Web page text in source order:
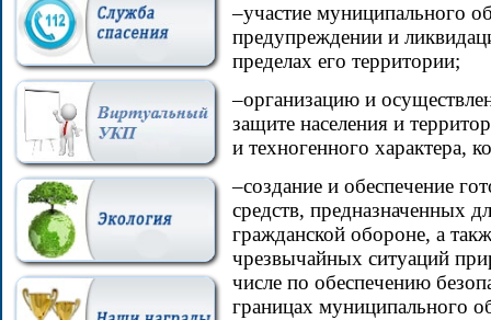
–участие муниципального
предупреждении и
пределах его территории;
–организацию и
защите населения и
и техногенного характера,
–создание и обеспечение
средств, предназначенных
гражданской обороне, а
чрезвычайных ситуаций
числе по обеспечению
границах муниципального